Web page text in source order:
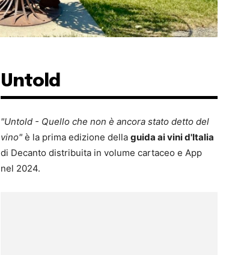
Untold
"Untold - Quello che non è ancora stato detto del
vino" è la prima edizione dellaguida ai vini d'Italia
di Decanto distribuita in volume cartaceo e App
nel 2024.